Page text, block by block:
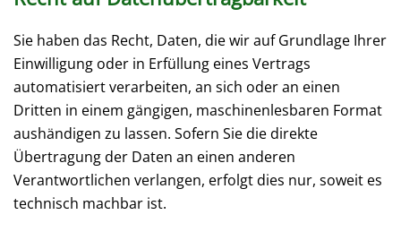
Sie haben das Recht, Daten, die wir auf Grundlage Ihrer
Einwilligung oder in Erfüllung eines Vertrags
automatisiert verarbeiten, an sich oder an einen
Dritten in einem gängigen, maschinenlesbaren Format
aushändigen zu lassen. Sofern Sie die direkte
Übertragung der Daten an einen anderen
Verantwortlichen verlangen, erfolgt dies nur, soweit es
technisch machbar ist.